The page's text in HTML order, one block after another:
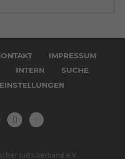
IMPRESSUM
INTERN
SUCHE
Judo-Verband e.V.